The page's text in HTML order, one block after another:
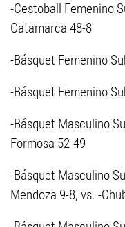
-Cestoball Femenino
Catamarca 48-8
-Básquet Femenino
-Básquet Femenino
-Básquet Masculino
Formosa 52-49
-Básquet Masculino
Mendoza 9-8, vs. -